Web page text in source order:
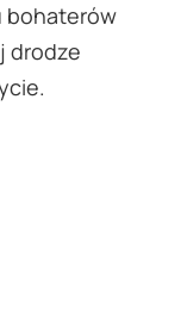
bohaterów
drodze